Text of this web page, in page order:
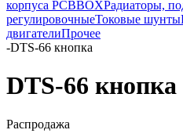
корпуса PCBBOXРадиаторы,
регулировочныеТоковые шунты
двигателиПрочее
-DTS-66 кнопка
DTS-66 кнопка
Распродажа